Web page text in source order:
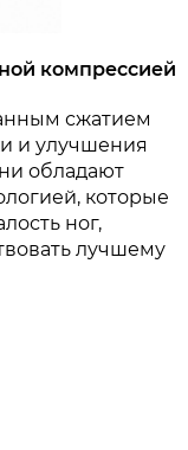
компрессией
сжатием
и улучшения
обладают
которые
ног,
лучшему